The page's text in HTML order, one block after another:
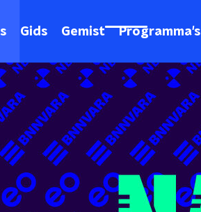
Gids Gemist Programma's